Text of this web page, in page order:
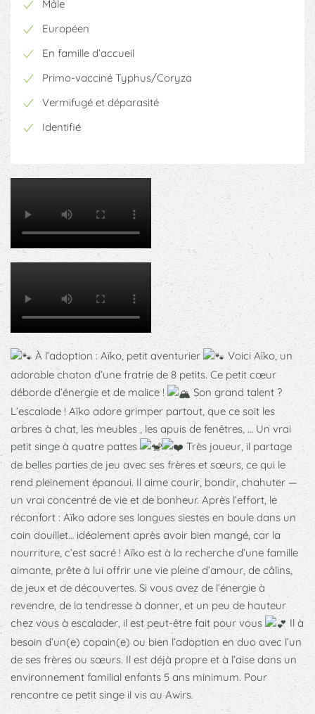
Mâle
Européen
En famille d’accueil
Primo-vacciné Typhus/Coryza
Vermifugé et déparasité
Identifié
À l’adoption : Aïko, petit aventurier
Voici Aïko, un
adorable chaton d’une fratrie de 8 petits. Ce petit cœur
déborde d’énergie et de malice !
Son grand talent ?
L’escalade ! Aïko adore grimper partout, que ce soit les
arbres à chat, les meubles , les apuis de fenêtres, … Un vrai
petit singe à quatre pattes
Très joueur, il partage
de belles parties de jeu avec ses frères et sœurs, ce qui le
rend pleinement épanoui. Il aime courir, bondir, chahuter —
un vrai concentré de vie et de bonheur. Après l’effort, le
réconfort : Aïko adore ses longues siestes en boule dans un
coin douillet… idéalement après avoir bien mangé, car la
nourriture, c’est sacré ! Aïko est à la recherche d’une famille
aimante, prête à lui offrir une vie pleine d’amour, de câlins,
de jeux et de découvertes. Si vous avez de l’énergie à
revendre, de la tendresse à donner, et un peu de hauteur
chez vous à escalader, il est peut-être fait pour vous
Il à
besoin d’un(e) copain(e) ou bien l’adoption en duo avec l’un
de ses frères ou sœurs. Il est déjà propre et à l’aise dans un
environnement familial enfants 5 ans minimum. Pour
rencontre ce petit singe il vis au Awirs.